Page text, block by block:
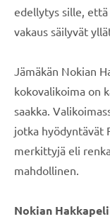
edellytys sille,
vakaus säilyvät
Jämäkän Nokian
kokovalikoima on
saakka.
jotka hyödyntävät
merkittyjä eli
mahdollinen.
Nokian